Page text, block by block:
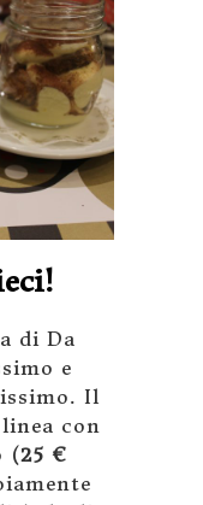
di Da
e
Il
con
(25 €